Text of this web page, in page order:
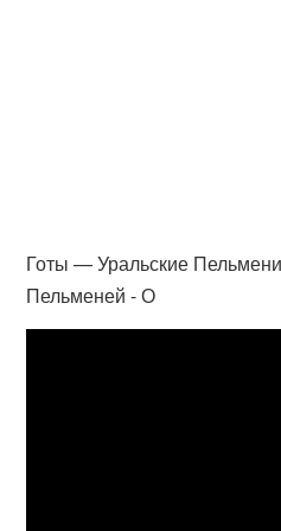
Готы — Уральские
Пельменей - О